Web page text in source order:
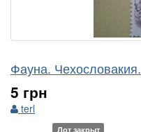
Фауна. Чехословакия.
5 грн
terl
Лот закрыт